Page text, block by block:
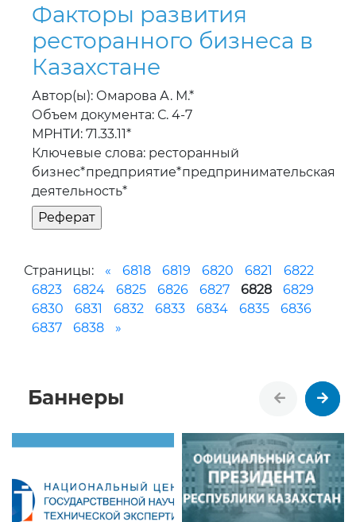
Факторы развития
ресторанного бизнеса в
Казахстане
Автор(ы): Омарова А. М.*
Объем документа: С. 4-7
МРНТИ: 71.33.11*
Ключевые слова: ресторанный
бизнес*предприятие*предпринимательская
деятельность*
Страницы: « 6818 6819 6820 6821
6822
6823
6824 6825 6826 6827 6828
6829
6830
6831 6832 6833 6834 6835
6836
6837
6838 »
Баннеры